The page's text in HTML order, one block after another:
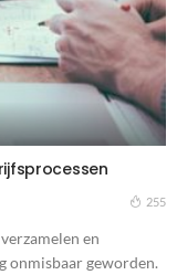
255
en
onmisbaar geworden.